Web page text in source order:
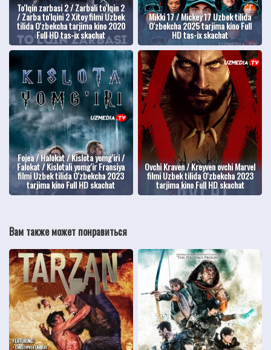
To'lqin zarbasi 2 / Zarbali to'lqin 2
/ Zarba to'lqini 2 Xitoy filmi Uzbek
tilida O'zbekcha tarjima kino 2020
Full HD tas-ix skachat
Mikki 17 / Mickey 17 Uzbek tilida
O'zbekcha 2025 tarjima kino Full
HD tas-ix skachat
Fojea / Halokat / Kislota yomg'iri /
Falokat / Kislotali yomg'ir Fransiya
filmi Uzbek tilida O'zbekcha 2023
tarjima kino Full HD skachat
Ovchi Kraven / Kreyven ovchi Marvel
filmi Uzbek tilida O'zbekcha 2023
tarjima kino Full HD skachat
Вам также может понравиться